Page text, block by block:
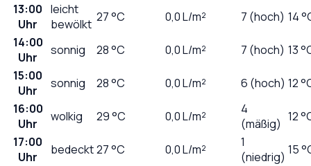
13:00
Uhr
leicht
bewölkt 27°C 0,0L/m² 7 (hoch) 14
14:00
Uhr
sonnig 28°C 0,0L/m² 7 (hoch) 13
15:00
Uhr
sonnig 28°C 0,0L/m² 6 (hoch) 12
16:00
Uhr
wolkig 29°C 0,0L/m²
4
(mäßig) 12
17:00
Uhr
bedeckt27°C 0,0L/m²
1
(niedrig) 15